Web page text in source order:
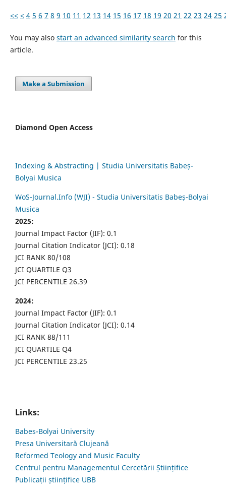
<< < 4 5 6 7 8 9 10 11 12 13 14 15 16 17 18 19 20 21 22 23 24 25
You may also start an advanced similarity search for this
article.
Make a Submission
Diamond Open Access
Indexing & Abstracting | Studia Universitatis Babeș-
Bolyai Musica
WoS-Journal.Info (WJI) - Studia Universitatis Babeș-Bolyai
Musica
2025:
Journal Impact Factor (JIF): 0.1
Journal Citation Indicator (JCI): 0.18
JCI RANK 80/108
JCI QUARTILE Q3
JCI PERCENTILE 26.39
2024:
Journal Impact Factor (JIF): 0.1
Journal Citation Indicator (JCI): 0.14
JCI RANK 88/111
JCI QUARTILE Q4
JCI PERCENTILE 23.25
Links:
Babes-Bolyai University
Presa Universitară Clujeană
Reformed Teology and Music Faculty
Centrul pentru Managementul Cercetării Științifice
Publicații științifice UBB